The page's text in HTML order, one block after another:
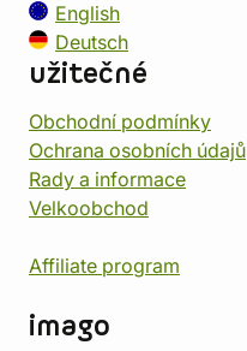
English
Deutsch
užitečné
Obchodní podmínky
Ochrana osobních údajů
Rady a informace
Velkoobchod
Affiliate program
imago